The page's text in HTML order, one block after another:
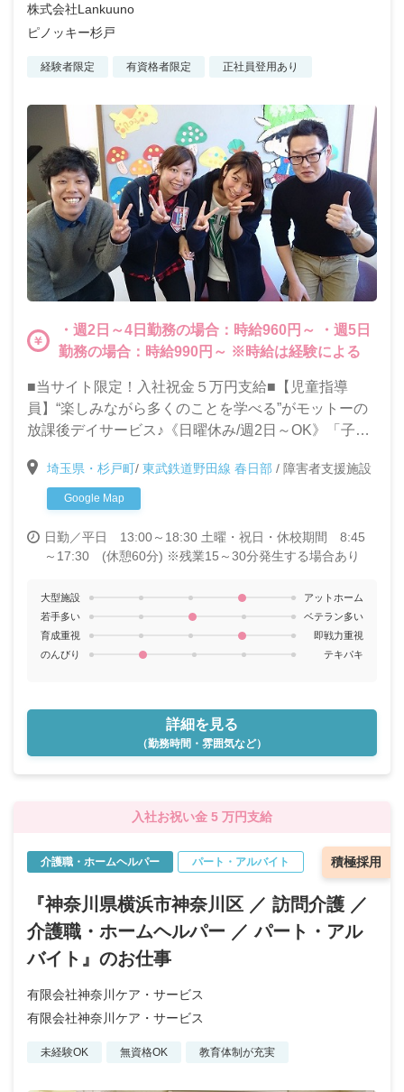
株式会社Lankuuno
ピノッキー杉戸
経験者限定 有資格者限定 正社員登用あり
・週2日～4日勤務の場合：時給960円～ ・週5日
勤務の場合：時給990円～ ※時給は経験による
■当サイト限定！入社祝金５万円支給■【児童指導
員】“楽しみながら多くのことを学べる”がモットーの
放課後デイサービス♪《日曜休み/週2日～OK》「子ど
したい」そんな方も歓迎します★
埼玉県・杉戸町/ 東武鉄道野田線 春日部 / 障害者支援施設
Google Map
日勤／平日 13:00～18:30 土曜・祝日・休校期間 8:45
～17:30 (休憩60分) ※残業15～30分発生する場合あり
大型施設
アットホーム
若手多い
ベテラン多い
育成重視
即戦力重視
のんびり
テキパキ
詳細を見る
（勤務時間・雰囲気など）
入社お祝い金 5 万円支給
積極採用
介護職・ホームヘルパー パート・アルバイト
『神奈川県横浜市神奈川区 ／ 訪問介護 ／
介護職・ホームヘルパー ／ パート・アル
バイト』のお仕事
有限会社神奈川ケア・サービス
有限会社神奈川ケア・サービス
未経験OK 無資格OK 教育体制が充実